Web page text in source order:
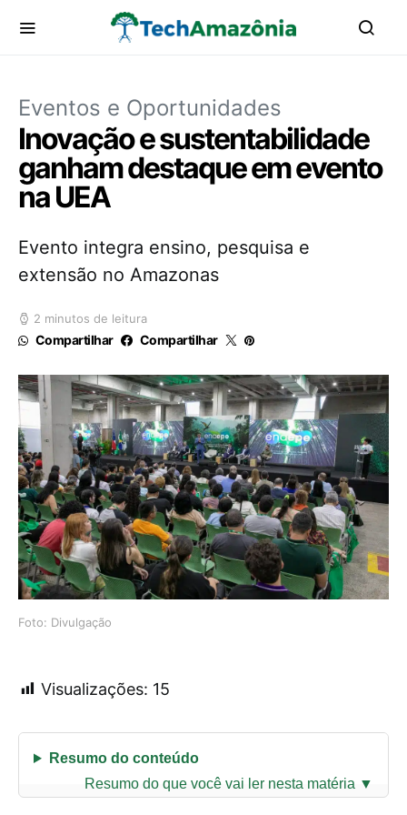
Eventos e Oportunidades
Inovação e sustentabilidade
ganham destaque em evento
na UEA
Evento integra ensino, pesquisa e
extensão no Amazonas
2 minutos de leitura
Compartilhar Compartilhar
Foto: Divulgação
Visualizações: 15
Resumo do conteúdo